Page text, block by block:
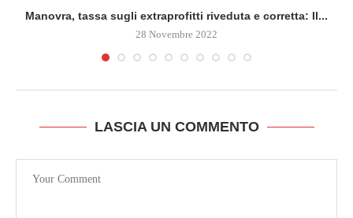
Manovra, tassa sugli extraprofitti riveduta e corretta: Il...
28 Novembre 2022
LASCIA UN COMMENTO